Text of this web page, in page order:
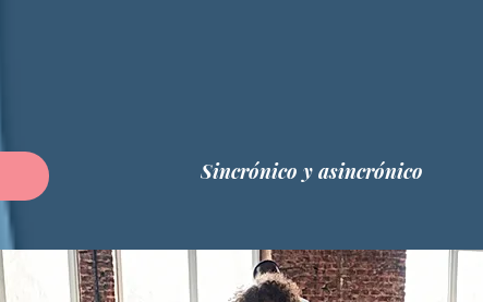
Sincrónico y asincrónico